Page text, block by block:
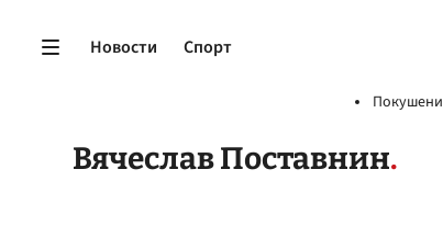
Новости Спорт
Вячеслав Поставнин